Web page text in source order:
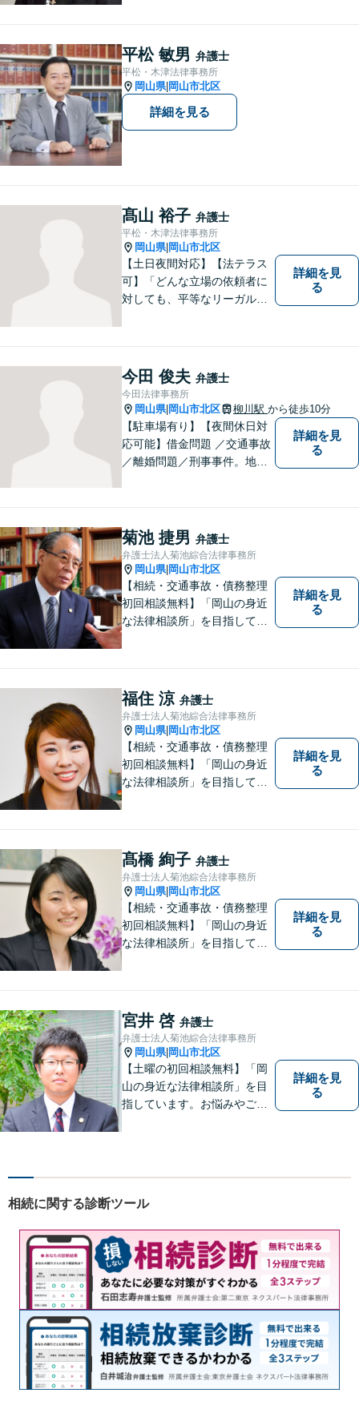
い。
平松 敏男 弁護士
平松・木津法律事務所
岡山県| 岡山市北区
詳細を見る
髙山 裕子 弁護士
平松・木津法律事務所
岡山県| 岡山市北区
【土日夜間対応】【法テラス
可】「どんな立場の依頼者に
対しても、平等なリーガルサ
事件・犯罪被害者支援など幅
広い事件に対応！
詳細を見
る
今田 俊夫 弁護士
今田法律事務所
岡山県| 岡山市北区 柳川駅 から徒歩10分
【駐車場有り】【夜間休日対
応可能】借金問題 ／交通事故
／離婚問題／刑事事件。地域
軽にご相談ください。
詳細を見
る
菊池 捷男 弁護士
弁護士法人菊池綜合法律事務所
岡山県| 岡山市北区
【相続・交通事故・債務整理
初回相談無料】「岡山の身近
な法律相談所」を目指してい
でサポートしていきます。ど
んなささいなことでも構いま
せん。お気軽にご相談くださ
い。【土曜日も受付可能】
【専用駐車場あり】
詳細を見
る
福住 涼 弁護士
弁護士法人菊池綜合法律事務所
岡山県| 岡山市北区
【相続・交通事故・債務整理
初回相談無料】「岡山の身近
な法律相談所」を目指してい
でサポートしていきます。ど
んなささいなことでも構いま
せん。お気軽にご相談くださ
い。【土曜日も受付可能】
【専用駐車場あり】
詳細を見
る
髙橋 絢子 弁護士
弁護士法人菊池綜合法律事務所
岡山県| 岡山市北区
【相続・交通事故・債務整理
初回相談無料】「岡山の身近
な法律相談所」を目指してい
でサポートしていきます。ど
んなささいなことでも構いま
せん。お気軽にご相談くださ
い。【土曜日も受付可能】
【専用駐車場あり】
詳細を見
る
宮井 啓 弁護士
弁護士法人菊池綜合法律事務所
岡山県| 岡山市北区
【土曜の初回相談無料】「岡
山の身近な法律相談所」を目
指しています。お悩みやご不
でも構いません。お気軽にご
付可能】【専用駐車場あり】
詳細を見
る
相続に関する診断ツール